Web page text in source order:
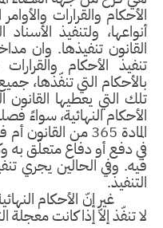
الأحكام والقرارات
أنواعها، ولتنفيذ
القانون تنفيذها. وان
تنفيذ الأحكام
بالأحكام التي تنفّذها،
الأحكام النهائية، سواءً
المادة 365 من
في دفع أو دفاع متعلّق به
فيه. وفي الحالين يجري
التنفيذ.
غير إنّ الأحكام
لا تنفّذ إلاّ إذا كانت معجلة